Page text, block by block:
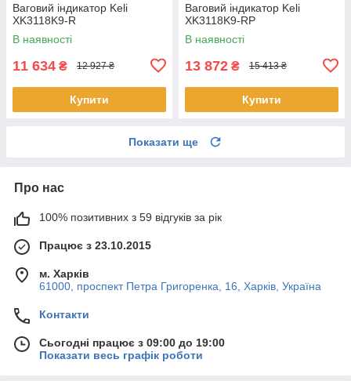
Ваговий індикатор Keli
XK3118K9-R
В наявності
11 634 ₴ 12 927 ₴
Купити
Ваговий індикатор Keli
XK3118K9-RP
В наявності
13 872 ₴ 15 413 ₴
Купити
Показати ще
Про нас
100% позитивних з 59 відгуків за рік
Працює з 23.10.2015
м. Харків
61000, проспект Петра Григоренка, 16, Харків, Україна
Контакти
Сьогодні працює з 09:00 до 19:00
Показати весь графік роботи